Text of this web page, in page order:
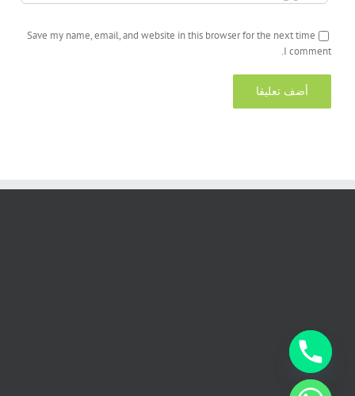
Save my name, email, and website in this browser for the next time
I comment.